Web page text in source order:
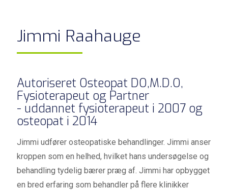
Jimmi Raahauge
Autoriseret Osteopat DO,M.D.O,
Fysioterapeut og Partner
- uddannet fysioterapeut i 2007 og
osteopat i 2014
Jimmi udfører osteopatiske behandlinger. Jimmi anser
kroppen som en helhed, hvilket hans undersøgelse og
behandling tydelig bærer præg af. Jimmi har opbygget
en bred erfaring som behandler på flere klinikker